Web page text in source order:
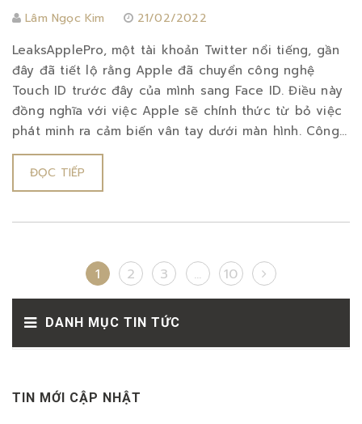
DANH MỤC TIN TỨC
TIN MỚI CẬP NHẬT
Lâm Ngọc Kim 21/02/2022
LeaksApplePro, một tài khoản Twitter nổi tiếng, gần
đây đã tiết lộ rằng Apple đã chuyển công nghệ
Touch ID trước đây của mình sang Face ID. Điều này
đồng nghĩa với việc Apple sẽ chính thức từ bỏ việc
phát minh ra cảm biến vân tay dưới màn hình. Công...
ĐỌC TIẾP
1 2 3 ... 10